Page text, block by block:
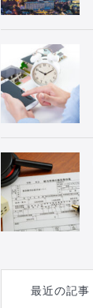
最近の記事